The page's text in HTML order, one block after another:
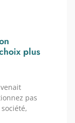
plus
pas